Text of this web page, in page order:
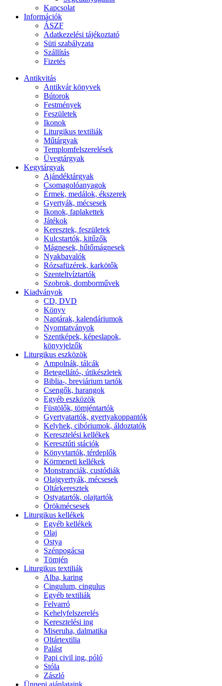
Kapcsolat
Információk
ÁSZF
Adatkezelési tájékoztató
Süti szabályzata
Szállítás
Fizetés
Antikvitás
Antikvár könyvek
Bútorok
Festmények
Feszületek
Ikonok
Liturgikus textiliák
Műtárgyak
Templomfelszerelések
Üvegtárgyak
Kegytárgyak
Ajándéktárgyak
Csomagolóanyagok
Érmek, medálok, ékszerek
Gyertyák, mécsesek
Ikonok, faplakettek
Játékok
Keresztek, feszületek
Kulcstartók, kitűzők
Mágnesek, hűtőmágnesek
Nyakbavalók
Rózsafüzérek, karkötők
Szenteltvíztartók
Szobrok, domborművek
Kiadványok
CD, DVD
Könyv
Naptárak, kalendáriumok
Nyomtatványok
Szentképek, képeslapok,
könyvjelzők
Liturgikus eszközök
Ampolnák, tálcák
Betegellátó-, útikészletek
Biblia-, breviárium tartók
Csengők, harangok
Egyéb eszközök
Füstölők, tömjéntartók
Gyertyatartók, gyertyakoppantók
Kelyhek, cibóriumok, áldoztatók
Keresztelési kellékek
Keresztúti stációk
Könyvtartók, térdeplők
Körmeneti kellékek
Monstranciák, custódiák
Olajgyertyák, mécsesek
Oltárkeresztek
Ostyatartók, olajtartók
Örökmécsesek
Liturgikus kellékek
Egyéb kellékek
Olaj
Ostya
Szénpogácsa
Tömjén
Liturgikus textiliák
Alba, karing
Cingulum, cingulus
Egyéb textiliák
Felvarró
Kehelyfelszerelés
Keresztelési ing
Miseruha, dalmatika
Oltártextilia
Palást
Papi civil ing, póló
Stóla
Zászló
Ünnepi ajánlataink